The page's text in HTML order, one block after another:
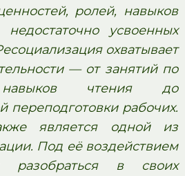
ролей, навыков
усвоенных
охватывает
— от занятий по
навыков чтения до
переподготовки рабочих.
является одной из
Под её воздействием
разобраться в своих